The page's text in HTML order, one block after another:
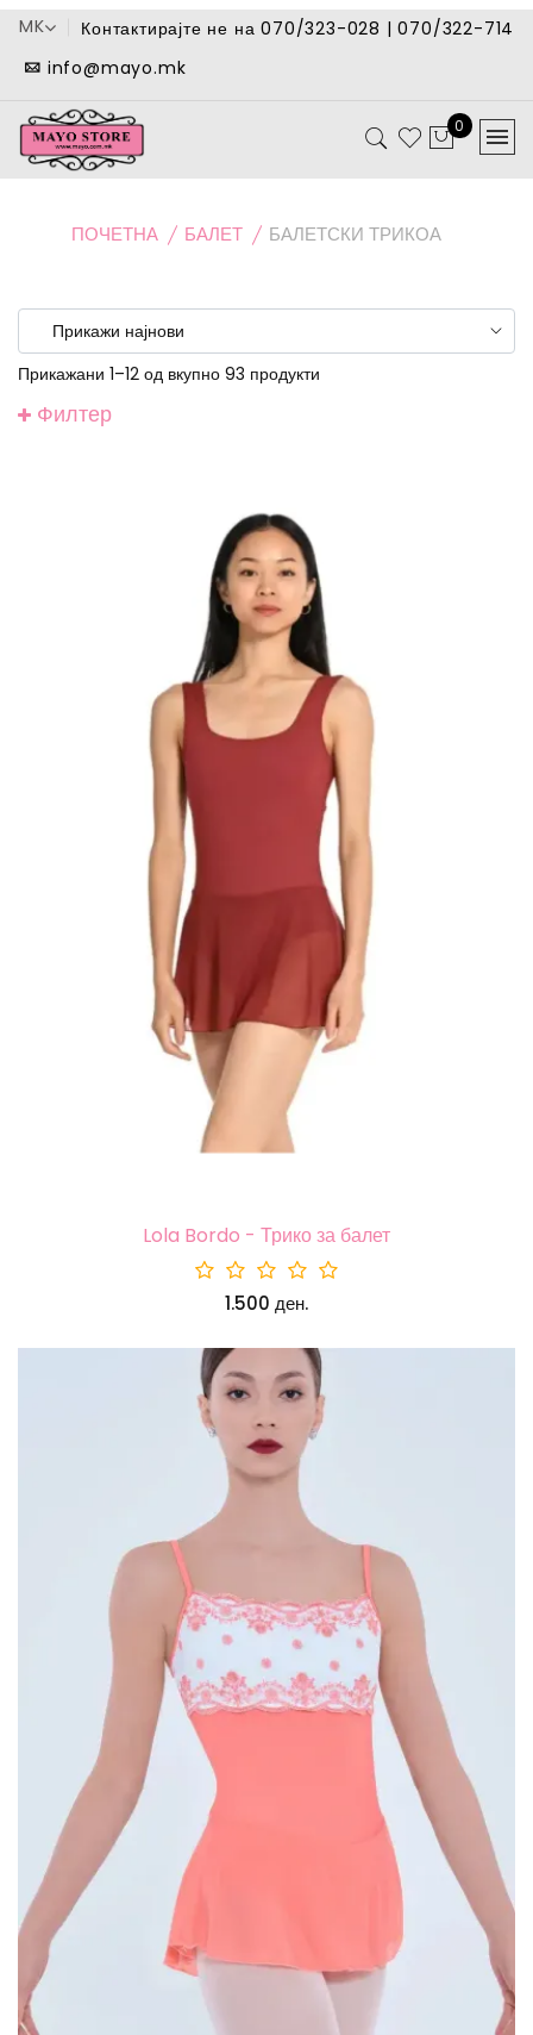
MK
Контактирајте не на 070/323-028 | 070/322-714
info@mayo.mk
0
ПОЧЕТНА БАЛЕТ БАЛЕТСКИ ТРИКОА
Прикажани 1–12 од вкупно 93 продукти
Филтер
Lola Bordo - Трико за балет
1.500 ден.